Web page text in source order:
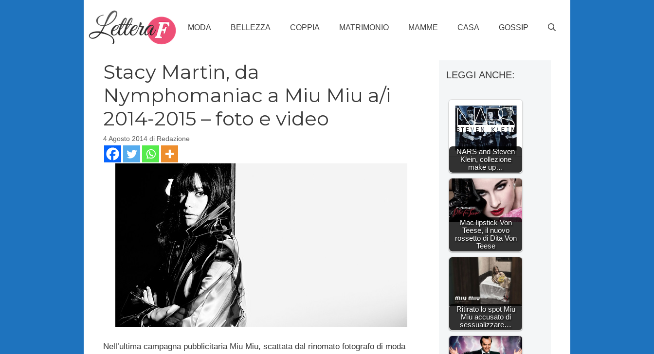
MODA BELLEZZA COPPIA MATRIMONIO MAMME CASA GOSSIP
Stacy Martin, da
Nymphomaniac a Miu Miu a/i
2014-2015 – foto e video
4 Agosto 2014 di Redazione
Nell’ultima campagna pubblicitaria Miu Miu, scattata dal rinomato fotografo di moda
LEGGI ANCHE:
NARS and Steven
Klein, collezione
make up…
Mac lipstick Von
Teese, il nuovo
rossetto di Dita Von
Teese
Ritirato lo spot Miu
Miu accusato di
sessualizzare…